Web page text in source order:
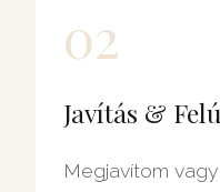
02
Javítás &
Megjavítom